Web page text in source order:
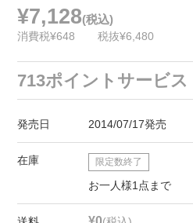
¥7,128(税込)
消費税¥648 税抜¥6,480
713ポイントサービス
発売日 2014/07/17発売
在庫 限定数終了
お一人様1点まで